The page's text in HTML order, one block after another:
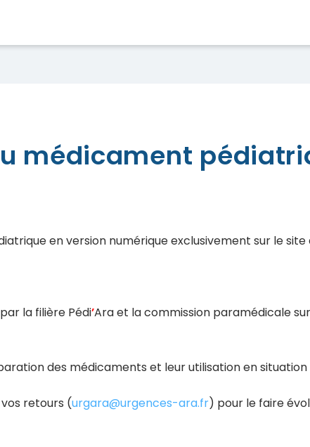
médicament
en version numérique exclusivement sur le site
la filière Pédi’Ara et la commission paramédicale
des médicaments et leur utilisation en situation
vos retours (urgara@urgences-ara.fr) pour le faire